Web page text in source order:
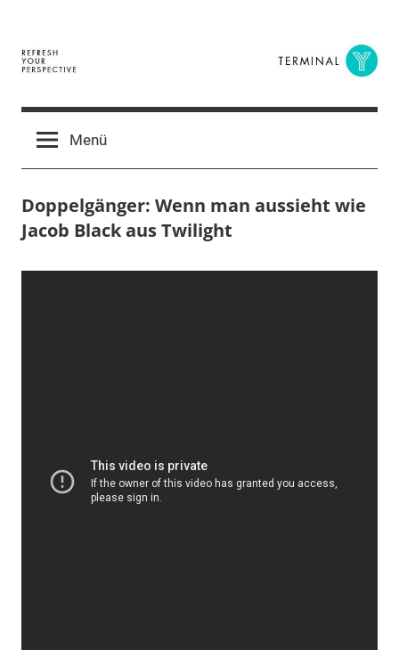
springen
Terminal
Y
Digital
BusinessMenü
Doppelgänger: Wenn man aussieht wie
Jacob Black aus Twilight